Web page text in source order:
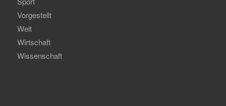
Vorgestellt
Welt
Wirtschaft
Wissenschaft